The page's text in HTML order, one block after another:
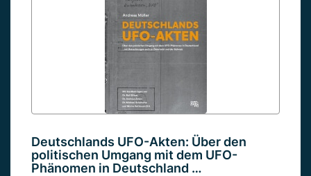
Deutschlands UFO-Akten: Über den
politischen Umgang mit dem UFO-
Phänomen in Deutschland …